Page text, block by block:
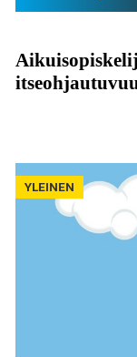
YLEINEN